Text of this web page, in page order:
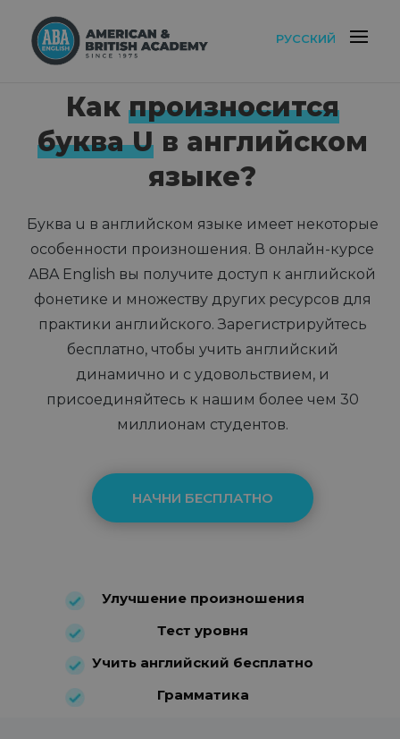
РУССКИЙ
Как произносится
буква Uв английском
языке?
Буква u в английском языке имеет некоторые
особенности произношения. В онлайн-курсе
ABA English вы получите доступ к английской
фонетике и множеству других ресурсов для
практики английского. Зарегистрируйтесь
бесплатно, чтобы учить английский
динамично и с удовольствием, и
присоединяйтесь к нашим более чем 30
миллионам студентов.
НАЧНИ БЕСПЛАТНО
Улучшение произношения
Тест уровня
Учить английский бесплатно
Грамматика